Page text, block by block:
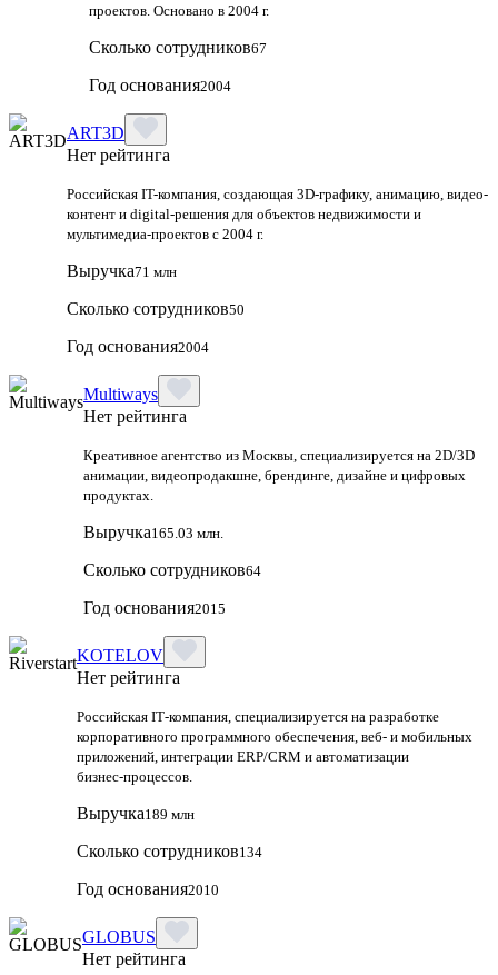
проектов. Основано в 2004 г.
Сколько сотрудников67
Год основания2004
ART3D
Нет рейтинга
Российская IT-компания, создающая 3D-графику, анимацию, видео-
контент и digital-решения для объектов недвижимости и
мультимедиа-проектов с 2004 г.
Выручка71 млн
Сколько сотрудников50
Год основания2004
Multiways
Нет рейтинга
Креативное агентство из Москвы, специализируется на 2D/3D
анимации, видеопродакшне, брендинге, дизайне и цифровых
продуктах.
Выручка165.03 млн.
Сколько сотрудников64
Год основания2015
KOTELOV
Нет рейтинга
Российская IT‑компания, специализируется на разработке
корпоративного программного обеспечения, веб‑ и мобильных
приложений, интеграции ERP/CRM и автоматизации
бизнес‑процессов.
Выручка189 млн
Сколько сотрудников134
Год основания2010
GLOBUS
Нет рейтинга